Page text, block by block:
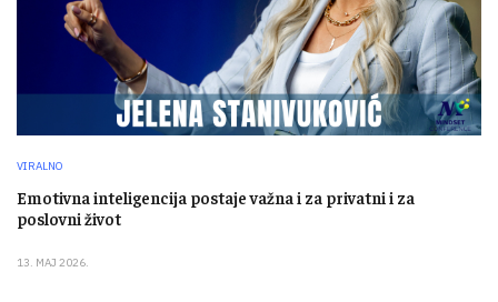
VIRALNO
Emotivna inteligencija postaje važna i za privatni i za
poslovni život
13. MAJ 2026.